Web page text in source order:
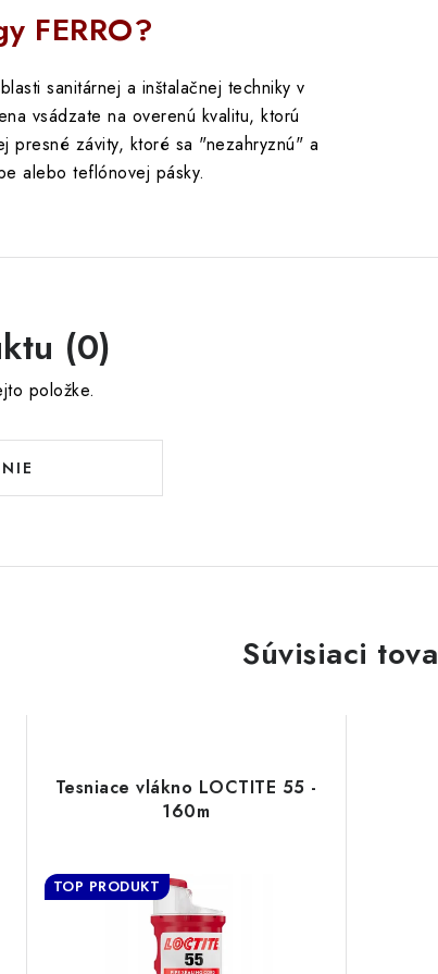
FERRO?
sanitárnej a inštalačnej techniky v
vsádzate na overenú kvalitu, ktorú
presné závity, ktoré sa "nezahryznú" a
alebo teflónovej pásky.
(0)
položke.
Súvisiaci
Tesniace vlákno LOCTITE 55 -
160m
TOP PRODUKT